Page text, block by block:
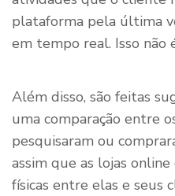
plataforma pela última
em tempo real. Isso não
Além disso, são feitas
uma comparação entre
pesquisaram ou
assim que as lojas
físicas entre elas e seus